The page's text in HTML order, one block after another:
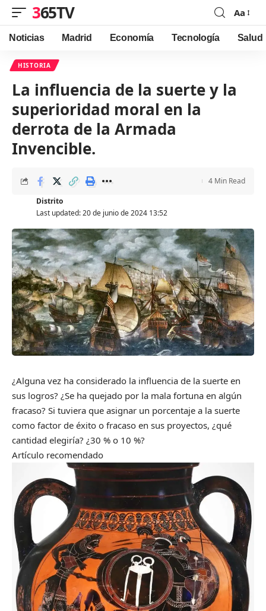
365TV
Font
Resizer
Aa
Noticias Madrid Economía Tecnología Salud
HISTORIA
La influencia de la suerte y la
superioridad moral en la
derrota de la Armada
Invencible.
Last updated: 20 de junio de 2024 13:52
Distrito
4 Min Read
¿Alguna vez ha considerado la influencia de la suerte en
sus logros? ¿Se ha quejado por la mala fortuna en algún
fracaso? Si tuviera que asignar un porcentaje a la suerte
como factor de éxito o fracaso en sus proyectos, ¿qué
cantidad elegiría? ¿30 % o 10 %?
Artículo recomendado